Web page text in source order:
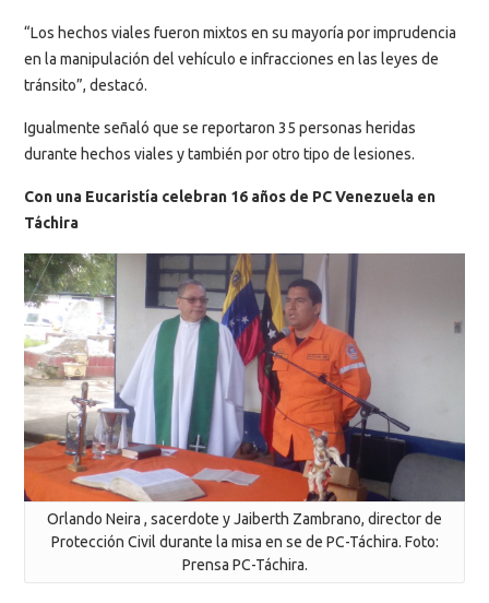
“Los hechos viales fueron mixtos en su mayoría por imprudencia
en la manipulación del vehículo e infracciones en las leyes de
tránsito”, destacó.
Igualmente señaló que se reportaron 35 personas heridas
durante hechos viales y también por otro tipo de lesiones.
Con una Eucaristía celebran 16 años de PC Venezuela en
Táchira
Orlando Neira , sacerdote y Jaiberth Zambrano, director de
Protección Civil durante la misa en se de PC-Táchira. Foto:
Prensa PC-Táchira.